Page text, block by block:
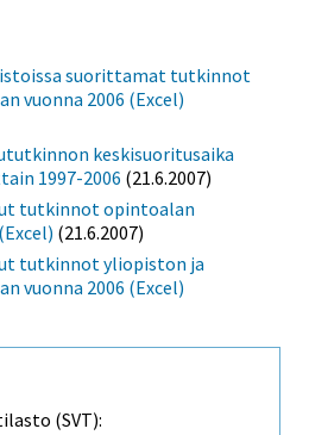
suorittamat tutkinnot
vuonna 2006 (Excel)
keskisuoritusaika
1997-2006 (21.6.2007)
tutkinnot opintoalan
(21.6.2007)
tutkinnot yliopiston ja
vuonna 2006 (Excel)
(SVT):